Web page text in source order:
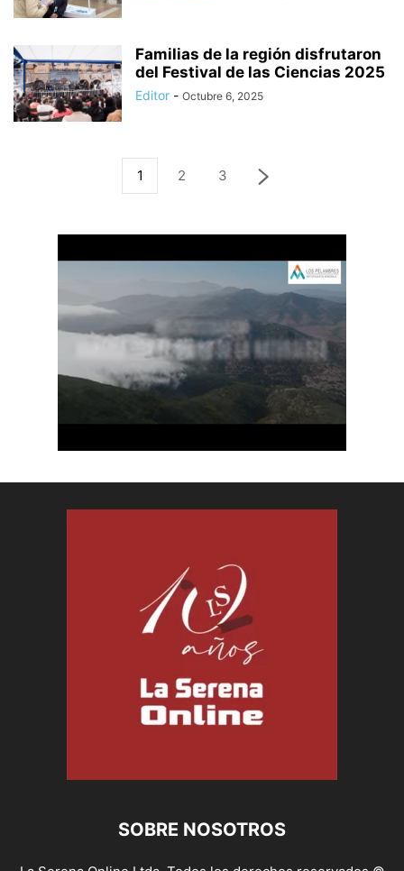
Familias de la región disfrutaron
del Festival de las Ciencias 2025
Editor - Octubre 6, 2025
1 2 3
SOBRE NOSOTROS